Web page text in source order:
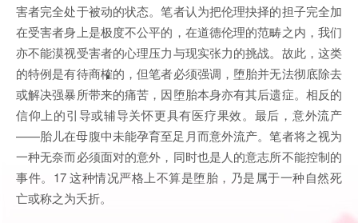
害者完全处于被动的状态。笔者认为把伦理抉择的担子完全加
在受害者身上是极度不公平的，在道德伦理的范畴之内，我们
亦不能漠视受害者的心理压力与现实张力的挑战。故此，这类
的特例是有待商榷的，但笔者必须强调，堕胎并无法彻底除去
或解决强暴所带来的痛苦，因堕胎本身亦有其后遗症。相反的
信仰上的引导或辅导关怀更具有医疗果效。最后，意外流产
——胎儿在母腹中未能孕育至足月而意外流产。笔者将之视为
一种无奈而必须面对的意外，同时也是人的意志所不能控制的
事件。17 这种情况严格上不算是堕胎，乃是属于一种自然死
亡或称之为夭折。